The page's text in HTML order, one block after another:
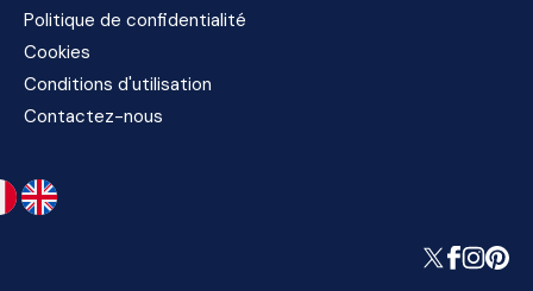
Politique de confidentialité
Cookies
Conditions d'utilisation
Contactez-nous